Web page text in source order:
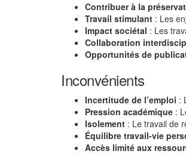
Contribuer à la
Travail stimulant : Les
Impact sociétal : Les
Collaboration
Opportunités de
Inconvénients
Incertitude de l’emploi :
Pression académique :
Isolement : Le travail de
Équilibre travail-vie
Accès limité aux